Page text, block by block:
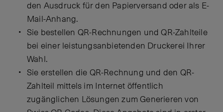
den Ausdruck für den Papierversand oder als E-
Mail-Anhang.
Sie bestellen QR-Rechnungen und QR-Zahlteile
bei einer leistungsanbietenden Druckerei Ihrer
Wahl.
Sie erstellen die QR-Rechnung und den QR-
Zahlteil mittels im Internet öffentlich
zugänglichen Lösungen zum Generieren von